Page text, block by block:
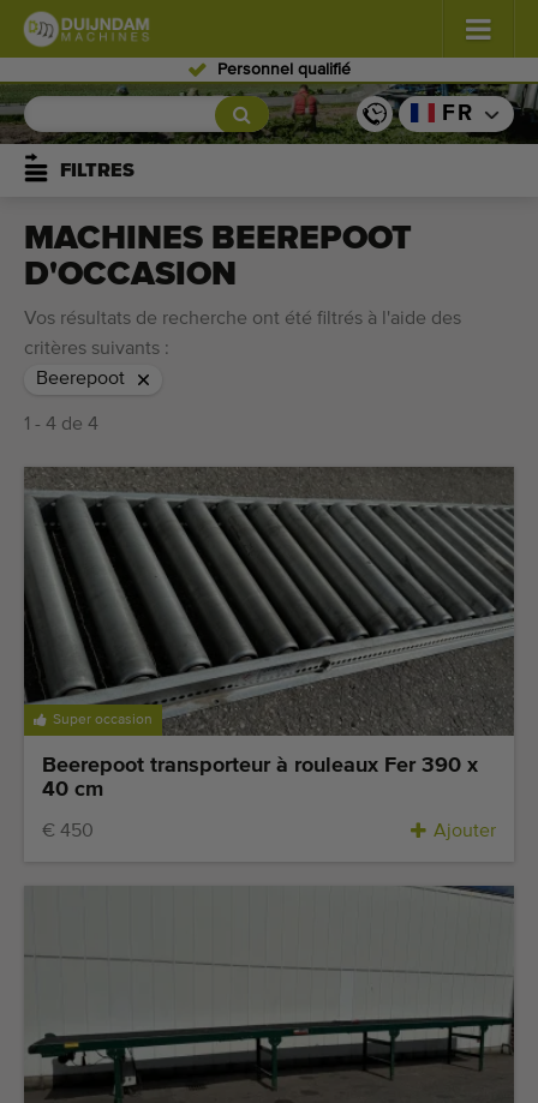
Personnel qualifié
Fleurs et plantes (587)
Légumes de plein champ
Légumes de serre (350)
Fruits (336)
Convoyeurs
Vendre vos machines!
Dernières machines consultées
Dernières machines arrivées
Alertes Machines
Importez une machine
Machines
Marques
À propos de nous
Contact
Équipement de qualité
FR
FILTRES
MACHINES BEEREPOOT
D'OCCASION
Vos résultats de recherche ont été filtrés à l'aide des
critères suivants :
Beerepoot
1 - 4 de 4
Super occasion
Beerepoot transporteur à rouleaux Fer 390 x
40 cm
€ 450 Ajouter